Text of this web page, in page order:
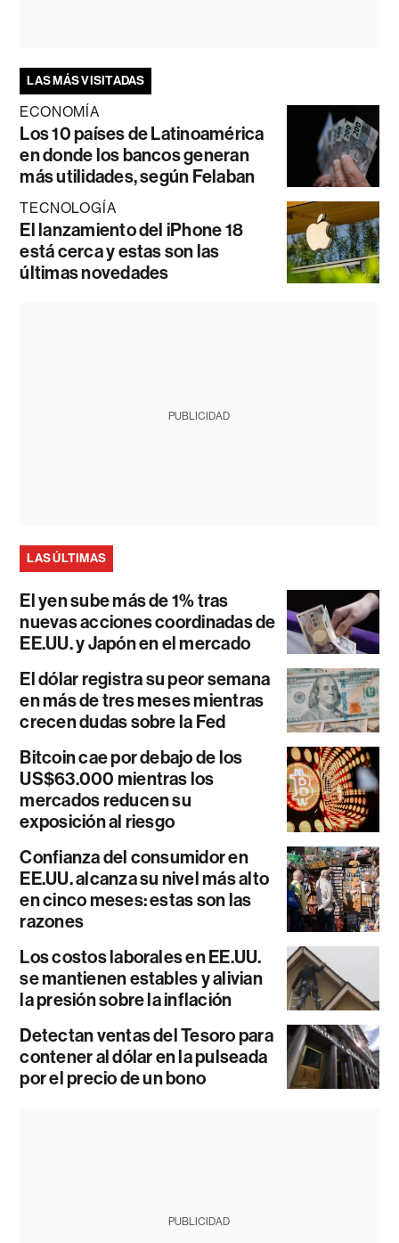
LAS MÁS VISITADAS
ECONOMÍA
Los 10 países de Latinoamérica
en donde los bancos generan
más utilidades, según Felaban
TECNOLOGÍA
El lanzamiento del iPhone 18
está cerca y estas son las
últimas novedades
PUBLICIDAD
LAS ÚLTIMAS
El yen sube más de 1% tras
nuevas acciones coordinadas de
EE.UU. y Japón en el mercado
El dólar registra su peor semana
en más de tres meses mientras
crecen dudas sobre la Fed
Bitcoin cae por debajo de los
US$63.000 mientras los
mercados reducen su
exposición al riesgo
Confianza del consumidor en
EE.UU. alcanza su nivel más alto
en cinco meses: estas son las
razones
Los costos laborales en EE.UU.
se mantienen estables y alivian
la presión sobre la inflación
Detectan ventas del Tesoro para
contener al dólar en la pulseada
por el precio de un bono
PUBLICIDAD